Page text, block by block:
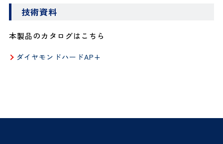
技術資料
本製品のカタログはこちら
ダイヤモンドハードAP+